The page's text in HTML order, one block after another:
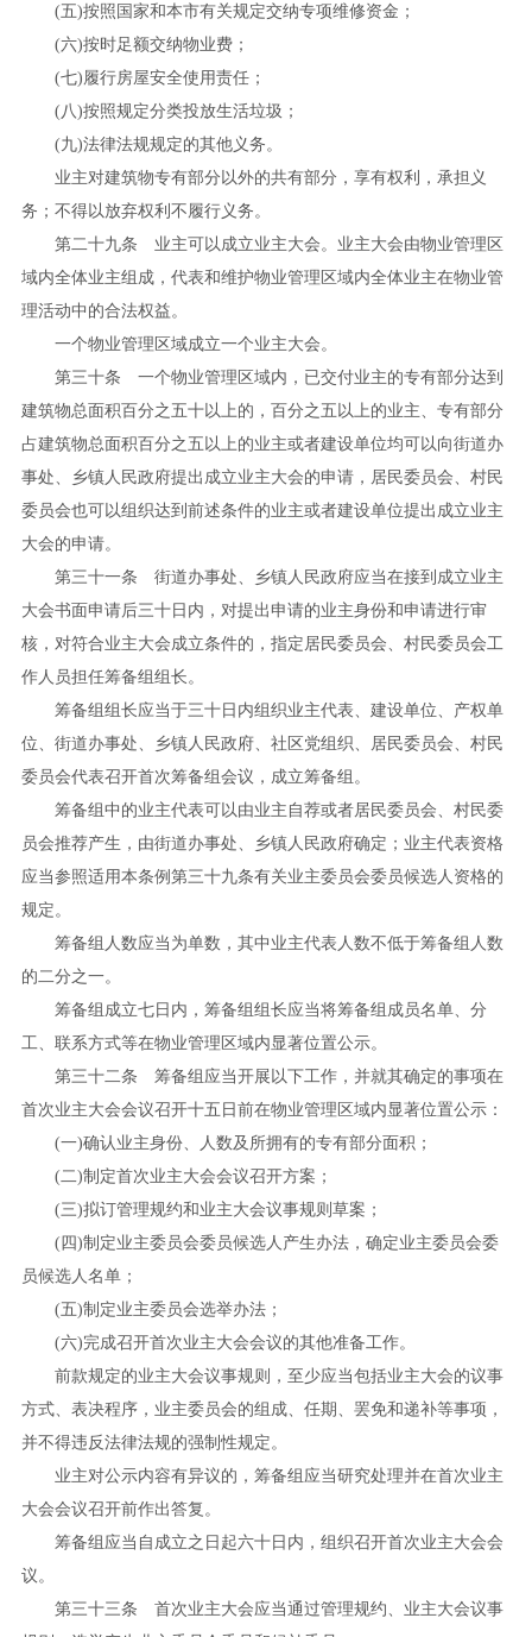
(五)按照国家和本市有关规定交纳专项维修资金；
(六)按时足额交纳物业费；
(七) 履行房屋安全使用责任；
( 八)按照规定分类投放生活垃圾；
(九)法律法规规定的其他义务。
业主对建筑物专有部分以外的共有部分，享有权利，承担义
务；不得以放弃权利不履行义务。
第二十九条 业主可以成立业主大会。业主大会由物业管理区
域内全体业主组成，代表和维护物业管理区域内全体业主在物业管
理活动中的合法权益。
一个物业管理区域成立一个业主大会。
第三十条 一个物业管理区域内，已交付业主的专有部分达到
建筑物总面积百分之五十以上的，百分之五以上的业主、专有部分
占建筑物总面积百分之五以上的业主或者建设单位均可以向街道办
事处、乡镇人民政府提出成立业主大会的申请，居民委员会、村民
委员会也可以组织达到前述条件的业主或者建设单位提出成立业主
大会的申请。
第三十一条 街道办事处、乡镇人民政府应当在接到成立业主
大会书面申请后三十日内，对提出申请的业主身份和申请进行审
核，对符合业主大会成立条件的，指定居民委员会、村民委员会工
作人员担任筹备组组长。
筹备组组长应当于三十日内组织业主代表、建设单位、产权单
位、街道办事处、乡镇人民政府、社区党组织、居民委员会、村民
委员会代表召开首次筹备组会议，成立筹备组。
筹备组中的业主代表可以由业主自荐或者居民委员会、村民委
员会推荐产生，由街道办事处、乡镇人民政府确定；业主代表资格
应当参照适用本条例第三十九条有关业主委员会委员候选人资格的
规定。
筹备组人数应当为单数，其中业主代表人数不低于筹备组人数
的二分之一。
筹备组成立七日内，筹备组组长应当将筹备组成员名单、分
工、联系方式等在物业管理区域内显著位置公示。
第三十二条 筹备组应当开展以下工作，并就其确定的事项在
首次业主大会会议召开十五日前在物业管理区域内显著位置公示：
(一)确认业主身份、人数及所拥有的专有部分面积；
( 二)制定首次业主大会会议召开方案；
(三)拟订管理规约和业主大会议事规则草案；
( 四)制定业主委员会委员候选人产生办法，确定业主委员会委
员候选人名单；
(五)制定业主委员会选举办法；
(六)完成召开首次业主大会会议的其他准备工作。
前款规定的业主大会议事规则，至少应当包括业主大会的议事
方式、表决程序，业主委员会的组成、任期、罢免和递补等事项，
并不得违反法律法规的强制性规定。
业主对公示内容有异议的，筹备组应当研究处理并在首次业主
大会会议召开前作出答复。
筹备组应当自成立之日起六十日内，组织召开首次业主大会会
议。
第三十三条 首次业主大会应当通过管理规约、业主大会议事